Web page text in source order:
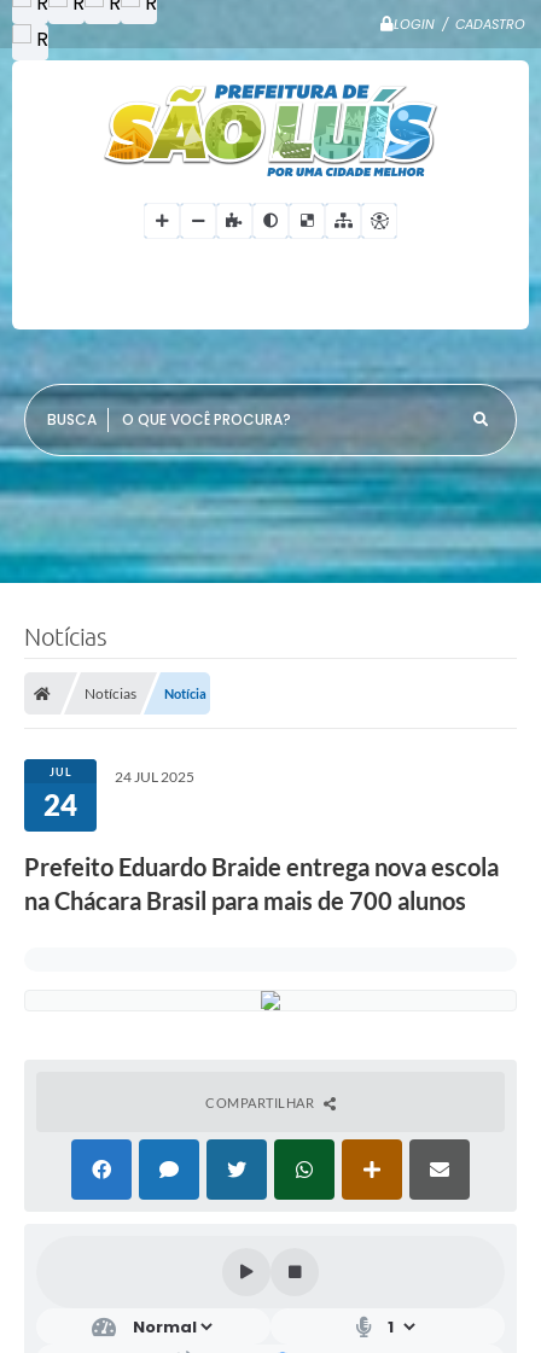
LOGIN / CADASTRO
O QUE VOCÊ PROCURA?
Notícias
Notícias Notícia
JUL
24
24 JUL 2025
Prefeito Eduardo Braide entrega nova escola
na Chácara Brasil para mais de 700 alunos
COMPARTILHAR